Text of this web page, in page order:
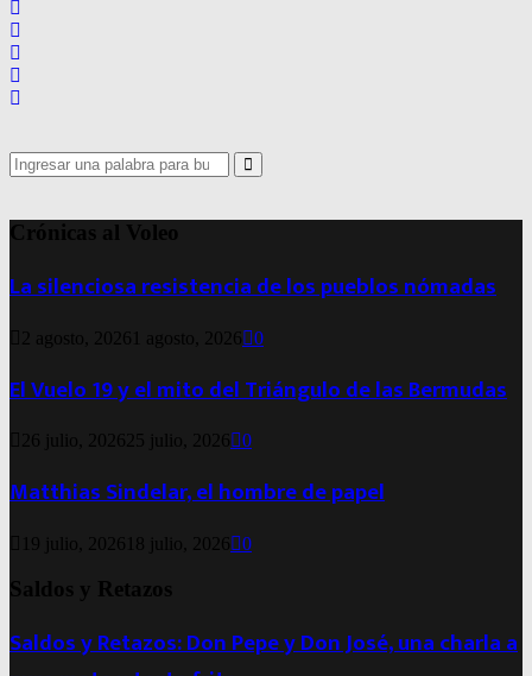
Search
for:
Search
Crónicas al Voleo
La silenciosa resistencia de los pueblos nómadas
2 agosto, 2026 1 agosto, 2026 0
El Vuelo 19 y el mito del Triángulo de las Bermudas
26 julio, 2026 25 julio, 2026 0
Matthias Sindelar, el hombre de papel
19 julio, 2026 18 julio, 2026 0
Saldos y Retazos
Saldos y Retazos: Don Pepe y Don José, una charla a